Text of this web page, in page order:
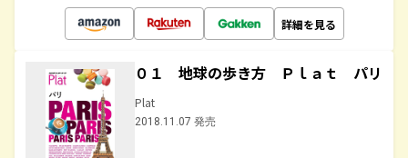
詳細を見る
０１ 地球の歩き方 Ｐｌａｔ パリ
Plat
2018.11.07 発売